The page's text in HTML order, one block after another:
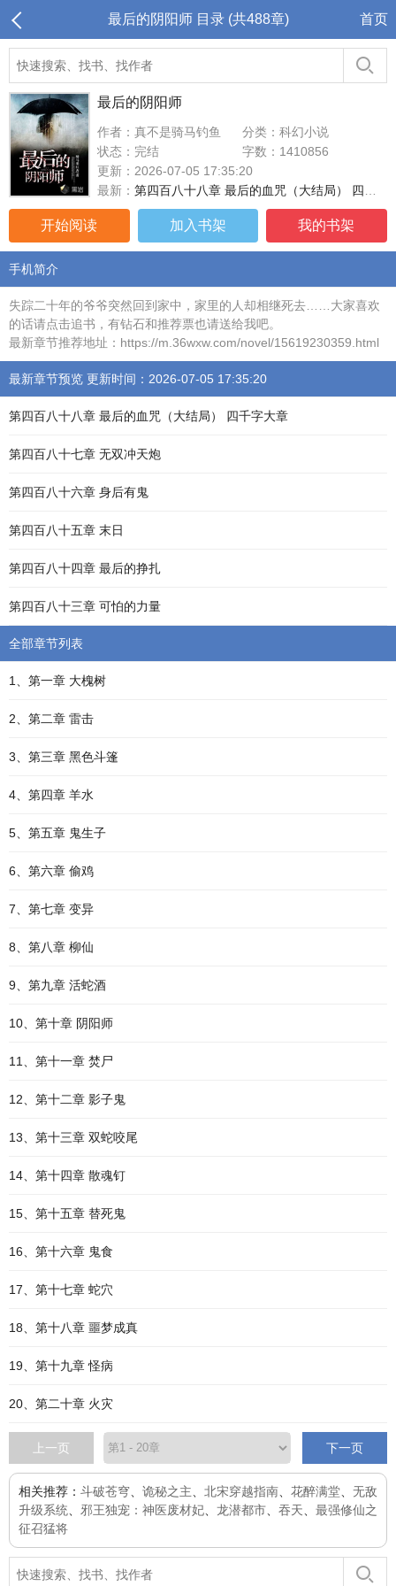
最后的阴阳师 目录 (共488章) 首页
最后的阴阳师
作者：真不是骑马钓鱼
分类：科幻小说
状态：完结
字数：1410856
更新：2026-07-05 17:35:20
最新： 第四百八十八章 最后的血咒（大结局） 四千字大章
开始阅读 加入书架 我的书架
手机简介
失踪二十年的爷爷突然回到家中，家里的人却相继死去……大家喜欢
的话请点击追书，有钻石和推荐票也请送给我吧。
最新章节推荐地址：https://m.36wxw.com/novel/15619230359.html
最新章节预览 更新时间：2026-07-05 17:35:20
第四百八十八章 最后的血咒（大结局） 四千字大章
第四百八十七章 无双冲天炮
第四百八十六章 身后有鬼
第四百八十五章 末日
第四百八十四章 最后的挣扎
第四百八十三章 可怕的力量
全部章节列表
1、第一章 大槐树
2、第二章 雷击
3、第三章 黑色斗篷
4、第四章 羊水
5、第五章 鬼生子
6、第六章 偷鸡
7、第七章 变异
8、第八章 柳仙
9、第九章 活蛇酒
10、第十章 阴阳师
11、第十一章 焚尸
12、第十二章 影子鬼
13、第十三章 双蛇咬尾
14、第十四章 散魂钉
15、第十五章 替死鬼
16、第十六章 鬼食
17、第十七章 蛇穴
18、第十八章 噩梦成真
19、第十九章 怪病
20、第二十章 火灾
上一页 下一页
相关推荐： 斗破苍穹 诡秘之主 北宋穿越指南 花醉满堂
无敌
升级系统
邪王独宠：神医废材妃 龙潜都市 吞天
最强修仙之
征召猛将